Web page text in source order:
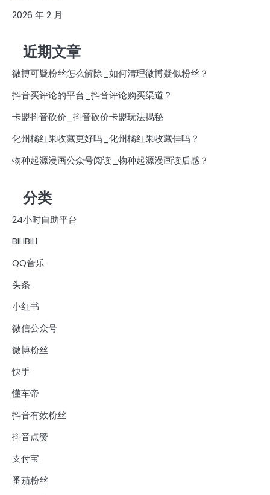
2026 年 2 月
近期文章
微博可疑粉丝怎么解除_如何清理微博疑似粉丝？
抖音买评论的平台_抖音评论购买渠道？
卡盟抖音砍价_抖音砍价卡盟玩法揭秘
化州橘红果收藏更好吗_化州橘红果收藏佳吗？
物种起源漫画公众号阅读_物种起源漫画读后感？
分类
24小时自助平台
BILIBILI
QQ音乐
头条
小红书
微信公众号
微博粉丝
快手
懂车帝
抖音有效粉丝
抖音点赞
支付宝
番茄粉丝